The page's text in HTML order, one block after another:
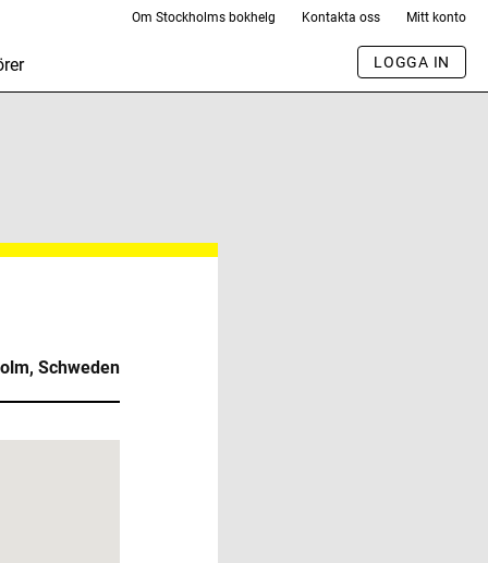
Om Stockholms bokhelg Kontakta oss Mitt konto
LOGGA IN
Schweden